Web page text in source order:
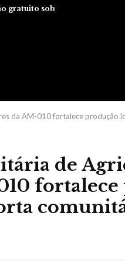
gratuito sobre…
da AM-010 fortalece produção
de